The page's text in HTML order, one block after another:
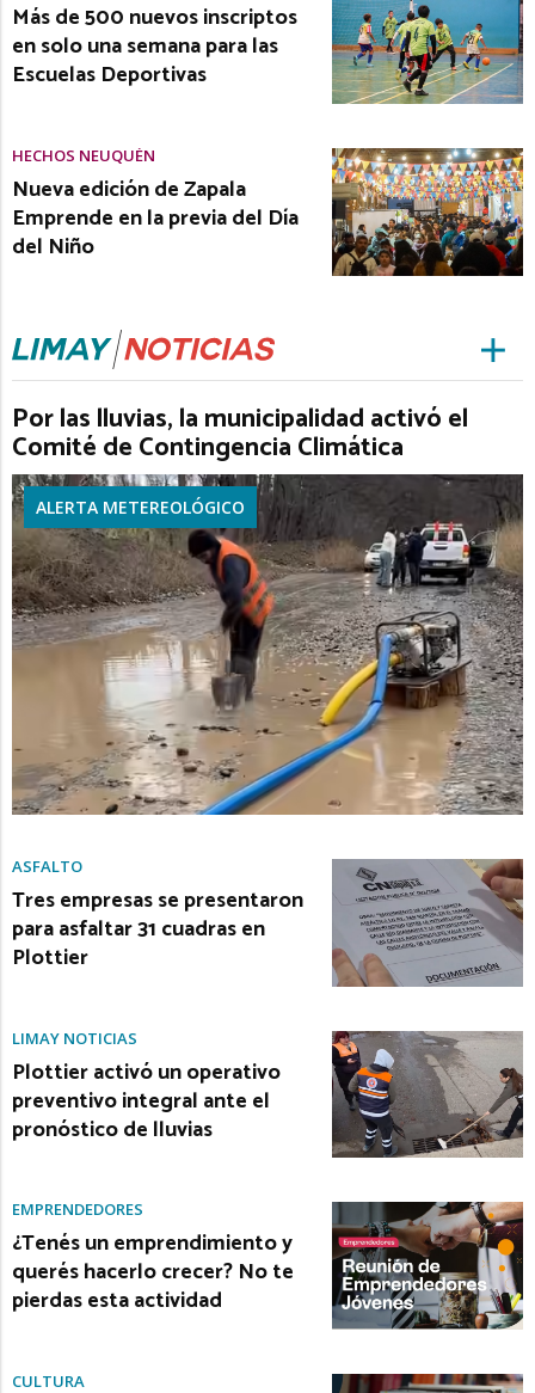
Más de 500 nuevos inscriptos
en solo una semana para las
Escuelas Deportivas
HECHOS NEUQUÉN
Nueva edición de Zapala
Emprende en la previa del Día
del Niño
Por las lluvias, la municipalidad activó el
Comité de Contingencia Climática
ALERTA METEREOLÓGICO
ASFALTO
Tres empresas se presentaron
para asfaltar 31 cuadras en
Plottier
LIMAY NOTICIAS
Plottier activó un operativo
preventivo integral ante el
pronóstico de lluvias
EMPRENDEDORES
¿Tenés un emprendimiento y
querés hacerlo crecer? No te
pierdas esta actividad
CULTURA